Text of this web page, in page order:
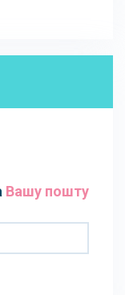
Вашу пошту